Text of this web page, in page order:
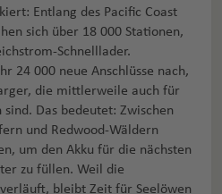
Entlang des Pacific Coast
sich über 18 000 Stationen,
Schnelllader.
24 000 neue Anschlüsse nach,
die mittlerweile auch für
Das bedeutet: Zwischen
und Redwood-Wäldern
um den Akku für die nächsten
zu füllen. Weil die
bleibt Zeit für Seelöwen